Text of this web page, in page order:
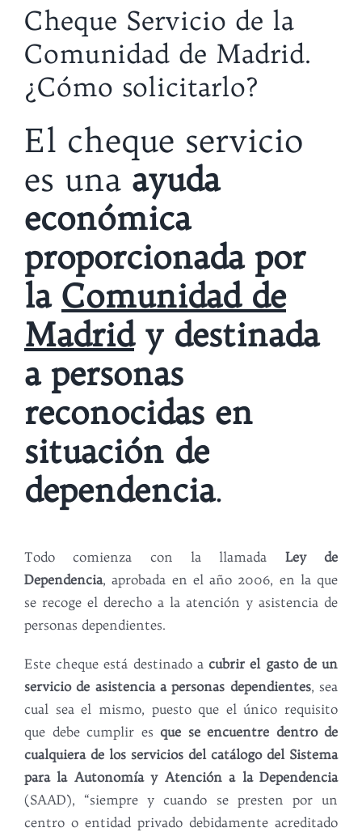
Cheque Servicio de la
Comunidad de Madrid.
¿Cómo solicitarlo?
El cheque servicio
es una ayuda
económica
proporcionada por
la Comunidad de
Madridy destinada
a personas
reconocidas en
situación de
dependencia.
Todo comienza con la llamada Ley de
Dependencia, aprobada en el año 2006, en la que
se recoge el derecho a la atención y asistencia de
personas dependientes.
Este cheque está destinado acubrir el gasto de un
servicio de asistencia a personas dependientes, sea
cual sea el mismo, puesto que el único requisito
que debe cumplir es que se encuentre dentro de
cualquiera de los servicios del catálogo del Sistema
para la Autonomía y Atención a la Dependencia
(SAAD), “siempre y cuando se presten por un
centro o entidad privado debidamente acreditado